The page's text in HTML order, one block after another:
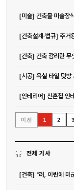
[미술] 건축물 미술장
[건축] 건축 감리란 무
[시공] 욕실 타일 덧방
[인테리어] 신혼집 인
이전 1 2 3
전체 기사
[건축] "러, 이란에 미